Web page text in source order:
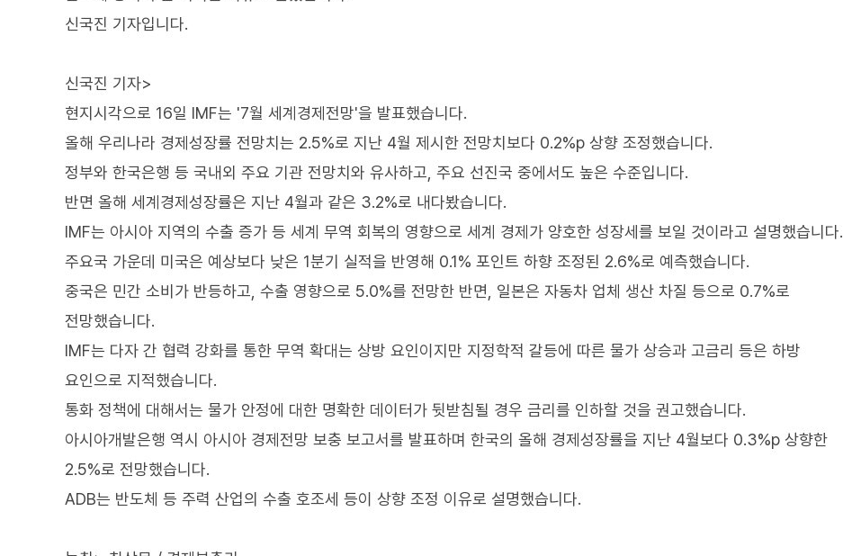
신국진 기자입니다.
신국진 기자>
현지시각으로 16일 IMF는 '7월 세계경제전망'을 발표했습니다.
올해 우리나라 경제성장률 전망치는 2.5%로 지난 4월 제시한 전망치보다 0.2%p 상향 조정했습니다.
정부와 한국은행 등 국내외 주요 기관 전망치와 유사하고, 주요 선진국 중에서도 높은 수준입니다.
반면 올해 세계경제성장률은 지난 4월과 같은 3.2%로 내다봤습니다.
IMF는 아시아 지역의 수출 증가 등 세계 무역 회복의 영향으로 세계 경제가 양호한 성장세를 보일 것이라고 설명했습니다.
주요국 가운데 미국은 예상보다 낮은 1분기 실적을 반영해 0.1% 포인트 하향 조정된 2.6%로 예측했습니다.
중국은 민간 소비가 반등하고, 수출 영향으로 5.0%를 전망한 반면, 일본은 자동차 업체 생산 차질 등으로 0.7%로
전망했습니다.
IMF는 다자 간 협력 강화를 통한 무역 확대는 상방 요인이지만 지정학적 갈등에 따른 물가 상승과 고금리 등은 하방
요인으로 지적했습니다.
통화 정책에 대해서는 물가 안정에 대한 명확한 데이터가 뒷받침될 경우 금리를 인하할 것을 권고했습니다.
아시아개발은행 역시 아시아 경제전망 보충 보고서를 발표하며 한국의 올해 경제성장률을 지난 4월보다 0.3%p 상향한
2.5%로 전망했습니다.
ADB는 반도체 등 주력 산업의 수출 호조세 등이 상향 조정 이유로 설명했습니다.